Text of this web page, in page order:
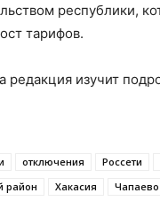
республики,
тарифов.
редакция изучит
отключения Россети
район
Хакасия Чапаево